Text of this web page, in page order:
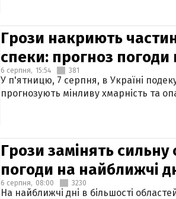
Грози накриють
спеки: прогноз погоди
6 серпня, 15:54 381
У п'ятницю, 7 серпня, в Україні
прогнозують мінливу хмарність та
Грози замінять
погоди на найближчі
6 серпня, 08:00 3230
На найближчі дні в більшості